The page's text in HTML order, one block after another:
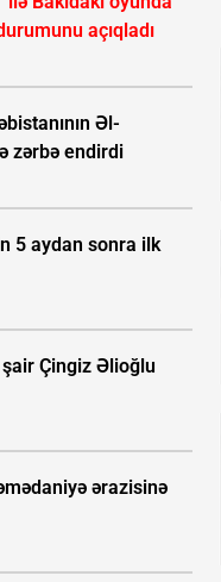
açıqladı
Əl-
zərbə endirdi
5 aydan sonra ilk
Çingiz Əlioğlu
ərazisinə